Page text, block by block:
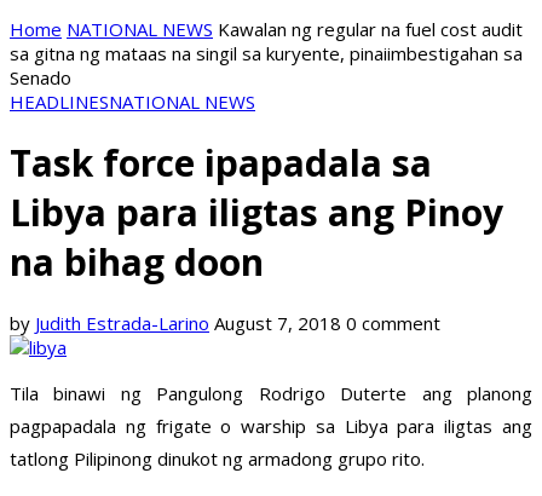
Home NATIONAL NEWS Kawalan ng regular na fuel cost audit
sa gitna ng mataas na singil sa kuryente, pinaiimbestigahan sa
Senado
HEADLINESNATIONAL NEWS
Task force ipapadala sa
Libya para iligtas ang Pinoy
na bihag doon
by Judith Estrada-Larino August 7, 2018 0 comment
Tila binawi ng Pangulong Rodrigo Duterte ang planong
pagpapadala ng frigate o warship sa Libya para iligtas ang
tatlong Pilipinong dinukot ng armadong grupo rito.